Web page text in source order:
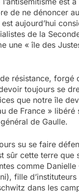
de ne dénoncer
est aujourd’hui
de la
une « île des
résistance, forgé
toujours se
que notre île
de France » libéré
de Gaulle.
su se faire
sûr cette terre que
comme Danielle
fille
dans les